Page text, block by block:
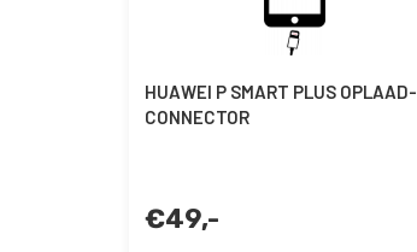
HUAWEI P SMART PLUS OPLAAD-
CONNECTOR
€49,-